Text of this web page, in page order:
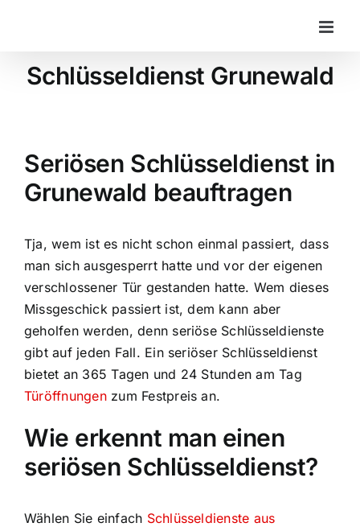
Schlüsseldienst Grunewald
Seriösen Schlüsseldienst in
Grunewald beauftragen
Tja, wem ist es nicht schon einmal passiert, dass
man sich ausgesperrt hatte und vor der eigenen
verschlossener Tür gestanden hatte. Wem dieses
Missgeschick passiert ist, dem kann aber
geholfen werden, denn seriöse Schlüsseldienste
gibt auf jeden Fall. Ein seriöser Schlüsseldienst
bietet an 365 Tagen und 24 Stunden am Tag
Türöffnungenzum Festpreis an.
Wie erkennt man einen
seriösen Schlüsseldienst?
Wählen Sie einfach Schlüsseldienste aus